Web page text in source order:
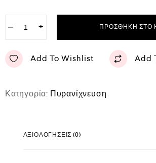
− + ΠΡΟΣΘΉΚΗ ΣΤΟ
Add To Wishlist Add
Κατηγορία: Πυρανίχνευση
ΑΞΙΟΛΟΓΉΣΕΙΣ (0)